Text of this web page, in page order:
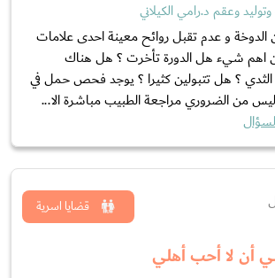
وعقم د.رامي الكيلاني
و عدم تقبل روائح معينة احدى علامات
اهم شيء هل الدورة تأخرت ؟ هل هناك
الثدي ؟ هل تتبولين كثيرا ؟ يوجد فحص حمل في
من الضروري مراجعة الطبيب مباشرة الا...
أن لا أحب أهلي
قضايا اسرية